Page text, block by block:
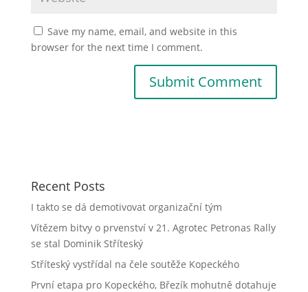
Save my name, email, and website in this
browser for the next time I comment.
Recent Posts
I takto se dá demotivovat organizační tým
Vítězem bitvy o prvenství v 21. Agrotec Petronas Rally
se stal Dominik Stříteský
Stříteský vystřídal na čele soutěže Kopeckého
První etapa pro Kopeckého, Březík mohutně dotahuje